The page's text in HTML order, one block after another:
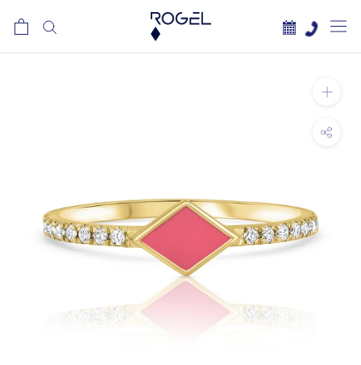
לתוכן